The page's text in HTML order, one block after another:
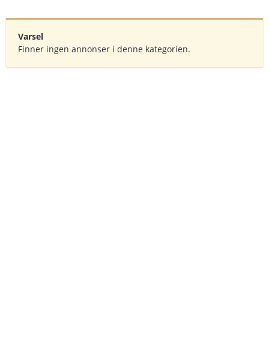
Varsel
Finner ingen annonser i denne kategorien.